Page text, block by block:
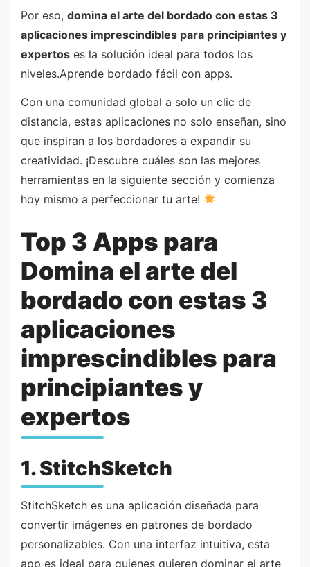
Por eso, domina el arte del bordado con estas 3
aplicaciones imprescindibles para principiantes y
expertos es la solución ideal para todos los
niveles.Aprende bordado fácil con apps.
Con una comunidad global a solo un clic de
distancia, estas aplicaciones no solo enseñan, sino
que inspiran a los bordadores a expandir su
creatividad. ¡Descubre cuáles son las mejores
herramientas en la siguiente sección y comienza
hoy mismo a perfeccionar tu arte!
Top 3 Apps para
Domina el arte del
bordado con estas 3
aplicaciones
imprescindibles para
principiantes y
expertos
1. StitchSketch
StitchSketch es una aplicación diseñada para
convertir imágenes en patrones de bordado
personalizables. Con una interfaz intuitiva, esta
app es ideal para quienes quieren dominar el arte